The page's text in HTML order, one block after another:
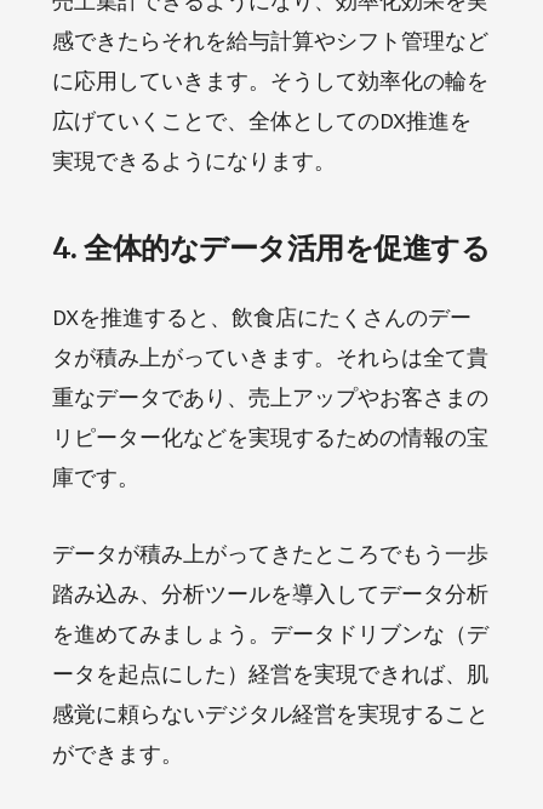
感できたらそれを給与計算やシフト管理など
に応用していきます。そうして効率化の輪を
広げていくことで、全体としてのDX推進を
実現できるようになります。
4. 全体的なデータ活用を促進する
DXを推進すると、飲食店にたくさんのデー
タが積み上がっていきます。それらは全て貴
重なデータであり、売上アップやお客さまの
リピーター化などを実現するための情報の宝
庫です。
データが積み上がってきたところでもう一歩
踏み込み、分析ツールを導入してデータ分析
を進めてみましょう。データドリブンな（デ
ータを起点にした）経営を実現できれば、肌
感覚に頼らないデジタル経営を実現すること
ができます。